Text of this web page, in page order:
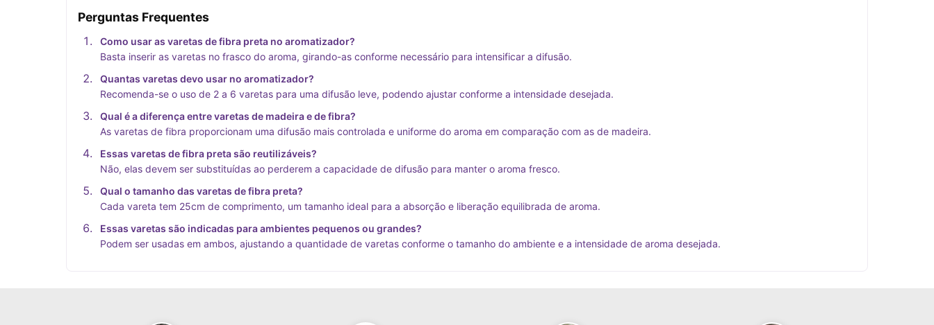
Perguntas Frequentes
Como usar as varetas de fibra preta no aromatizador?
Basta inserir as varetas no frasco do aroma, girando-as conforme necessário para intensificar a difusão.
Quantas varetas devo usar no aromatizador?
Recomenda-se o uso de 2 a 6 varetas para uma difusão leve, podendo ajustar conforme a intensidade desejada.
Qual é a diferença entre varetas de madeira e de fibra?
As varetas de fibra proporcionam uma difusão mais controlada e uniforme do aroma em comparação com as de madeira.
Essas varetas de fibra preta são reutilizáveis?
Não, elas devem ser substituídas ao perderem a capacidade de difusão para manter o aroma fresco.
Qual o tamanho das varetas de fibra preta?
Cada vareta tem 25cm de comprimento, um tamanho ideal para a absorção e liberação equilibrada de aroma.
Essas varetas são indicadas para ambientes pequenos ou grandes?
Podem ser usadas em ambos, ajustando a quantidade de varetas conforme o tamanho do ambiente e a intensidade de aroma desejada.